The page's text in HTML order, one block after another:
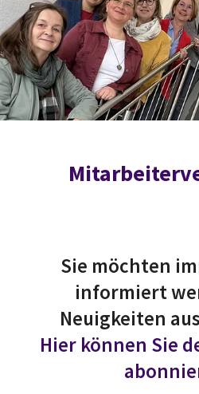
Sie möchten
informiert
Neuigkeiten
Hier können Sie